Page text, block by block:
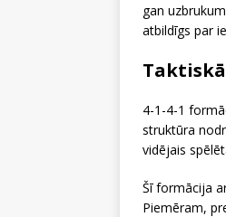
gan
atbildīgs par
4-1-4-1
struktūra
vidējais
Šī formācija
Piemēram,